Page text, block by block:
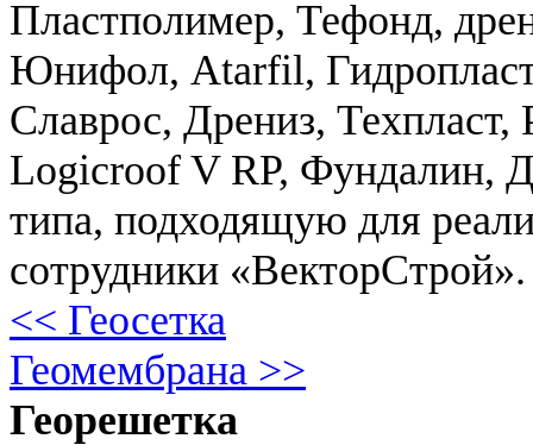
Пластполимер, Тефонд,
Юнифол, Atarfil,
Славрос, Дрениз,
Logicroof V RP, Фундалин,
типа, подходящую для
сотрудники «ВекторСтрой».
<< Геосетка
Геомембрана >>
Георешетка